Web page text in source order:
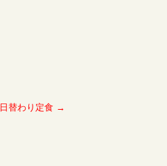
日替わり定食 →